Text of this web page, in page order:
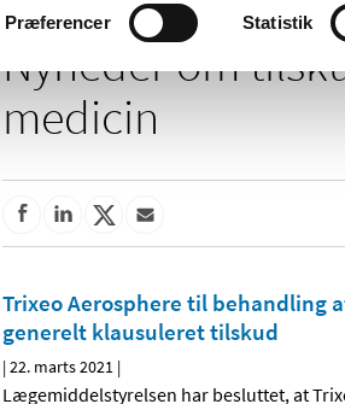
Præferencer Statistik
Nyheder om
medicin
Trixeo Aerosphere til behandling
generelt klausuleret tilskud
|22. marts 2021 |
Lægemiddelstyrelsen har besluttet, at